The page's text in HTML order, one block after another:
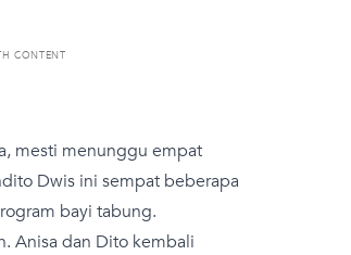
CONTENT
mesti menunggu empat
Dwis ini sempat beberapa
bayi tabung.
Anisa dan Dito kembali